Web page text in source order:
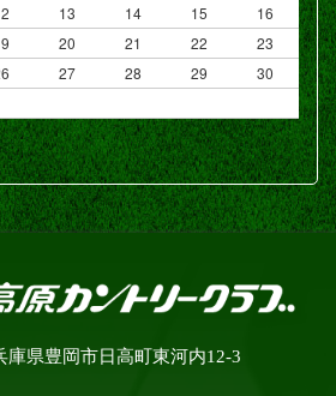
13 14 15
16
20 21 22
23
27 28 29
30
庫県豊岡市日高町東河内12-3